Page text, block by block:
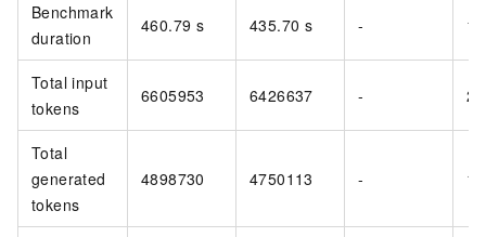
Benchmark
duration
460.79 s 435.70 s -
Total input
tokens
6605953 6426637 -
Total
generated
tokens
4898730 4750113 -